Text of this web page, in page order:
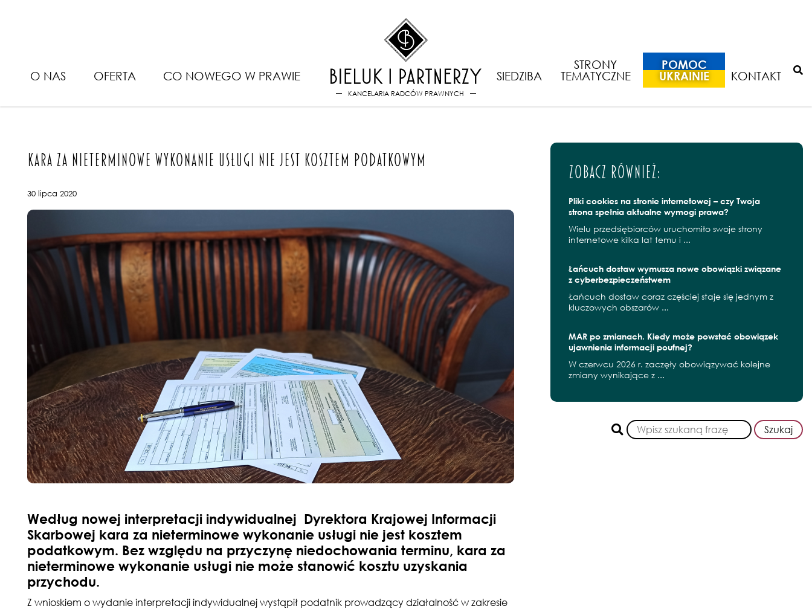
O NAS OFERTA CO NOWEGO W PRAWIE
KANCELARIA RADCÓW PRAWNYCH
SIEDZIBA
STRONY
TEMATYCZNE
POMOC
UKRAINIE
KONTAKT
KARA ZA NIETERMINOWE WYKONANIE USŁUGI NIE JEST KOSZTEM PODATKOWYM
30 lipca 2020
Według nowej interpretacji indywidualnej Dyrektora Krajowej Informacji
Skarbowej kara za nieterminowe wykonanie usługi nie jest kosztem
podatkowym. Bez względu na przyczynę niedochowania terminu, kara za
nieterminowe wykonanie usługi nie może stanowić kosztu uzyskania
przychodu.
Z wnioskiem o wydanie interpretacji indywidualnej wystąpił podatnik prowadzący działalność w zakresie
Zobacz również:
Pliki cookies na stronie internetowej – czy Twoja
strona spełnia aktualne wymogi prawa?
Wielu przedsiębiorców uruchomiło swoje strony
internetowe kilka lat temu i ...
Łańcuch dostaw wymusza nowe obowiązki związane
z cyberbezpieczeństwem
Łańcuch dostaw coraz częściej staje się jednym z
kluczowych obszarów ...
MAR po zmianach. Kiedy może powstać obowiązek
ujawnienia informacji poufnej?
W czerwcu 2026 r. zaczęły obowiązywać kolejne
zmiany wynikające z ...
Szukaj